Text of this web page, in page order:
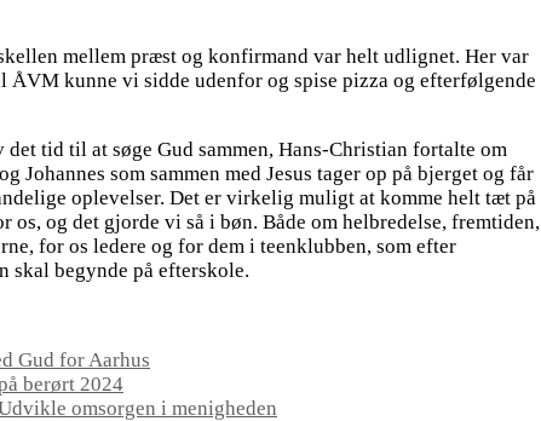
mellem præst og konfirmand var helt udlignet. Her var
kunne vi sidde udenfor og spise pizza og efterfølgende
det tid til at søge Gud sammen, Hans-Christian fortalte om
Johannes som sammen med Jesus tager op på bjerget og får
oplevelser. Det er virkelig muligt at komme helt tæt på
os, og det gjorde vi så i bøn. Både om helbredelse, fremtiden,
for os ledere og for dem i teenklubben, som efter
skal begynde på efterskole.
Gud for Aarhus
berørt 2024
omsorgen i menigheden